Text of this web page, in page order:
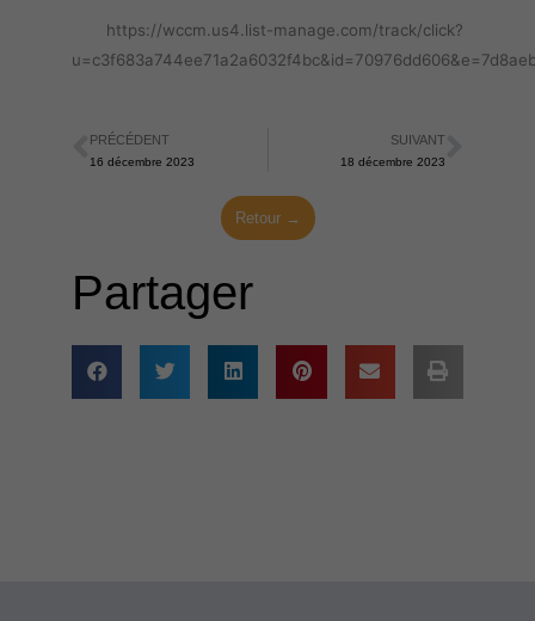
https://wccm.us4.list-manage.com/track/click?
Précédent
PRÉCÉDENT
16 décembre 2023
SUIVANT
18 décembre 2023
Retour →
Partager